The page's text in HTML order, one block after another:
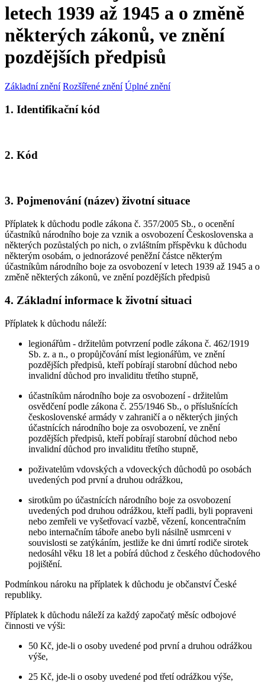
letech 1939 až 1945 a o změně
některých zákonů, ve znění
pozdějších předpisů
Základní znění Rozšířené znění Úplné znění
1. Identifikační kód
2. Kód
3. Pojmenování (název) životní situace
Příplatek k důchodu podle zákona č. 357/2005 Sb., o ocenění
účastníků národního boje za vznik a osvobození Československa a
některých pozůstalých po nich, o zvláštním příspěvku k důchodu
některým osobám, o jednorázové peněžní částce některým
účastníkům národního boje za osvobození v letech 1939 až 1945 a o
změně některých zákonů, ve znění pozdějších předpisů
4. Základní informace k životní situaci
Příplatek k důchodu náleží:
legionářům - držitelům potvrzení podle zákona č. 462/1919
Sb. z. a n., o propůjčování míst legionářům, ve znění
pozdějších předpisů, kteří pobírají starobní důchod nebo
invalidní důchod pro invaliditu třetího stupně,
účastníkům národního boje za osvobození - držitelům
osvědčení podle zákona č. 255/1946 Sb., o příslušnících
československé armády v zahraničí a o některých jiných
účastnících národního boje za osvobození, ve znění
pozdějších předpisů, kteří pobírají starobní důchod nebo
invalidní důchod pro invaliditu třetího stupně,
poživatelům vdovských a vdoveckých důchodů po osobách
uvedených pod první a druhou odrážkou,
sirotkům po účastnících národního boje za osvobození
uvedených pod druhou odrážkou, kteří padli, byli popraveni
nebo zemřeli ve vyšetřovací vazbě, vězení, koncentračním
nebo internačním táboře anebo byli násilně usmrceni v
souvislosti se zatýkáním, jestliže ke dni úmrtí rodiče sirotek
nedosáhl věku 18 let a pobírá důchod z českého důchodového
pojištění.
Podmínkou nároku na příplatek k důchodu je občanství České
republiky.
Příplatek k důchodu náleží za každý započatý měsíc odbojové
činnosti ve výši:
50 Kč, jde-li o osoby uvedené pod první a druhou odrážkou
výše,
25 Kč, jde-li o osoby uvedené pod třetí odrážkou výše,